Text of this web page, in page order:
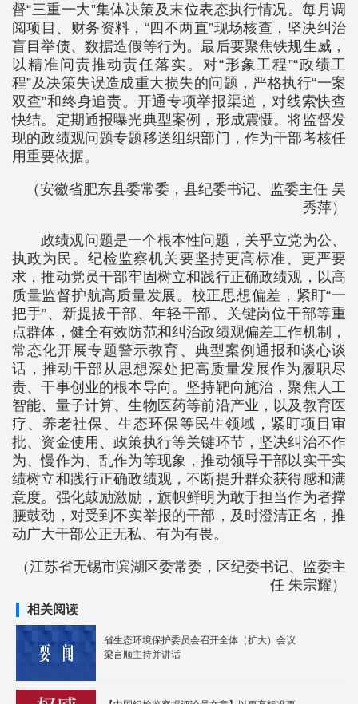
督“三重一大”集体决策及末位表态执行情况。每月调
阅项目、财务资料，“四不两直”现场核查，坚决纠治
盲目举债、数据造假等行为。最后要聚焦铁规生威，
以精准问责推动责任落实。对“形象工程”“政绩工
程”及决策失误造成重大损失的问题，严格执行“一案
双查”和终身追责。开通专项举报渠道，对线索快查
快结。定期通报曝光典型案例，形成震慑。将监督发
现的政绩观问题专题移送组织部门，作为干部考核任
用重要依据。
（安徽省肥东县委常委，县纪委书记、监委主任 吴
秀萍）
政绩观问题是一个根本性问题，关乎立党为公、
执政为民。纪检监察机关要坚持更高标准、更严要
求，推动党员干部牢固树立和践行正确政绩观，以高
质量监督护航高质量发展。校正思想偏差，紧盯“一
把手”、新提拔干部、年轻干部、关键岗位干部等重
点群体，健全有效防范和纠治政绩观偏差工作机制，
常态化开展专题警示教育、典型案例通报和谈心谈
话，推动干部从思想深处把高质量发展作为履职尽
责、干事创业的根本导向。坚持靶向施治，聚焦人工
智能、量子计算、生物医药等前沿产业，以及教育医
疗、养老社保、生态环保等民生领域，紧盯项目审
批、资金使用、政策执行等关键环节，坚决纠治不作
为、慢作为、乱作为等现象，推动领导干部以实干实
绩树立和践行正确政绩观，不断提升群众获得感和满
意度。强化鼓励激励，旗帜鲜明为敢于担当作为者撑
腰鼓劲，对受到不实举报的干部，及时澄清正名，推
动广大干部公正无私、有为有畏。
（江苏省无锡市滨湖区委常委，区纪委书记、监委主
任 朱宗耀）
相关阅读
省生态环境保护委员会召开全体（扩大）会议
梁言顺主持并讲话